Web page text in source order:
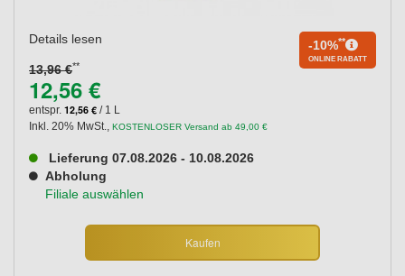
Details lesen
13,96 €**
-10%**
ONLINE RABATT
12,56 €
entspr. 12,56 € / 1 L
Inkl. 20% MwSt., KOSTENLOSER Versand ab 49,00 €
Lieferung 07.08.2026 - 10.08.2026
Abholung
Filiale auswählen
Kaufen